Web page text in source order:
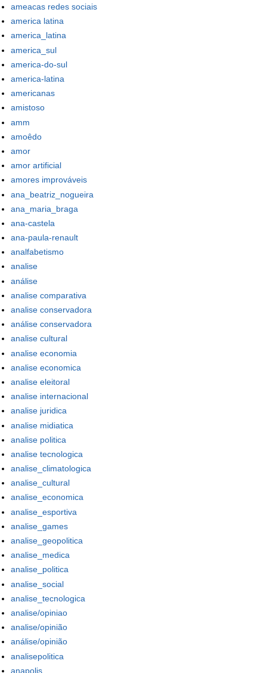
ameacas redes sociais
america latina
america_latina
america_sul
america-do-sul
america-latina
americanas
amistoso
amm
amoêdo
amor
amor artificial
amores improváveis
ana_beatriz_nogueira
ana_maria_braga
ana-castela
ana-paula-renault
analfabetismo
analise
análise
analise comparativa
analise conservadora
análise conservadora
analise cultural
analise economia
analise economica
analise eleitoral
analise internacional
analise juridica
analise midiatica
analise politica
analise tecnologica
analise_climatologica
analise_cultural
analise_economica
analise_esportiva
analise_games
analise_geopolitica
analise_medica
analise_politica
analise_social
analise_tecnologica
analise/opiniao
analise/opinião
análise/opinião
analisepolitica
anapolis